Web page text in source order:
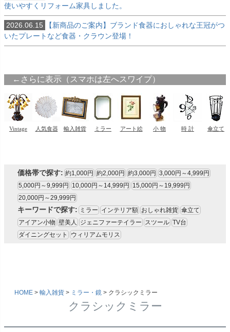
使いやすくリフォーム家具しました。
2026.06.15
【新商品のご案内】ブランド食器におしゃれな王冠がつ
いたプレートなど食器・クラウン登場！
価格帯で探す: 約1,000円 約2,000円 約3,000円 3,000円～4,999円
5,000円～9,999円
10,000円～14,999円
15,000円～19,999円
20,000円～29,999円
キーワードで探す: ミラー インテリア額 おしゃれ雑貨 傘立て
アイアン小物 壁美人 ジェニファーテイラー スツール TV台
ダイニングセット
ウィリアムモリス
HOME 輸入雑貨 ミラー・鏡 クラシックミラー
クラシックミラー